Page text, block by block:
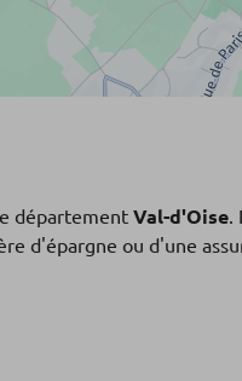
département Val-d'Oise.
d'épargne ou d'une